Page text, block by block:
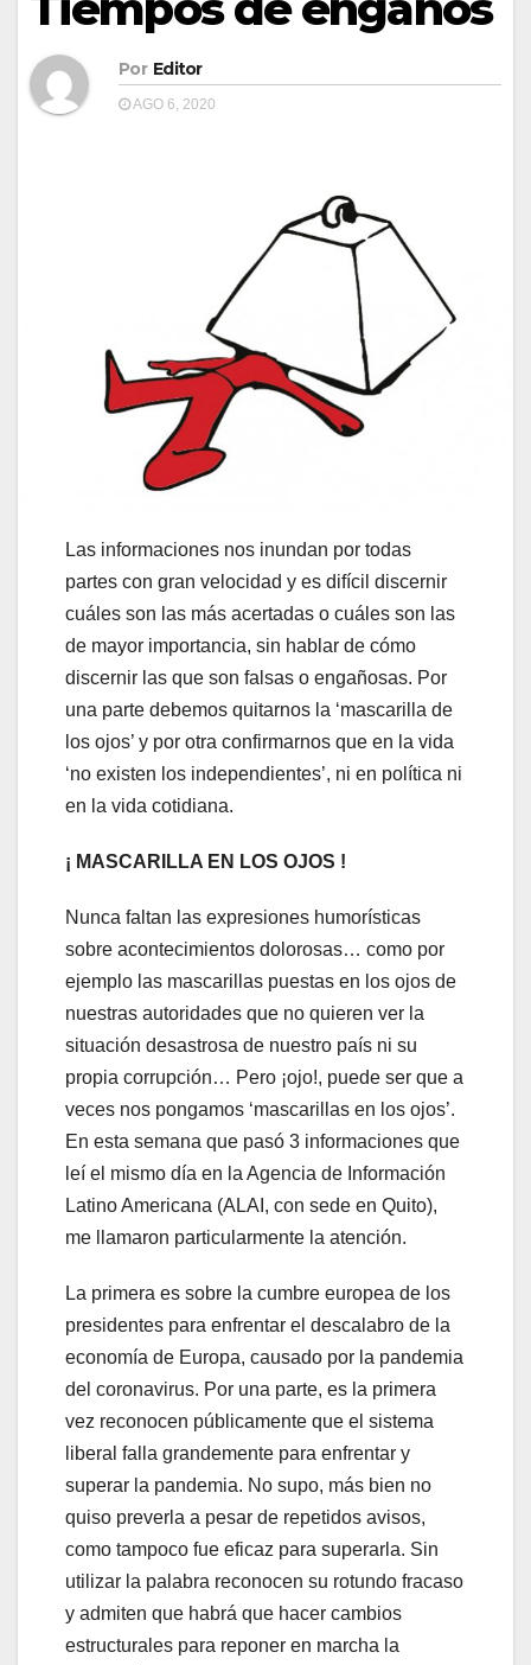
Por Editor
AGO 6, 2020
Las informaciones nos inundan por todas
partes con gran velocidad y es difícil discernir
cuáles son las más acertadas o cuáles son las
de mayor importancia, sin hablar de cómo
discernir las que son falsas o engañosas. Por
una parte debemos quitarnos la ‘mascarilla de
los ojos’ y por otra confirmarnos que en la vida
‘no existen los independientes’, ni en política ni
en la vida cotidiana.
¡ MASCARILLA EN LOS OJOS !
Nunca faltan las expresiones humorísticas
sobre acontecimientos dolorosas… como por
ejemplo las mascarillas puestas en los ojos de
nuestras autoridades que no quieren ver la
situación desastrosa de nuestro país ni su
propia corrupción… Pero ¡ojo!, puede ser que a
veces nos pongamos ‘mascarillas en los ojos’.
En esta semana que pasó 3 informaciones que
leí el mismo día en la Agencia de Información
Latino Americana (ALAI, con sede en Quito),
me llamaron particularmente la atención.
La primera es sobre la cumbre europea de los
presidentes para enfrentar el descalabro de la
economía de Europa, causado por la pandemia
del coronavirus. Por una parte, es la primera
vez reconocen públicamente que el sistema
liberal falla grandemente para enfrentar y
superar la pandemia. No supo, más bien no
quiso preverla a pesar de repetidos avisos,
como tampoco fue eficaz para superarla. Sin
utilizar la palabra reconocen su rotundo fracaso
y admiten que habrá que hacer cambios
estructurales para reponer en marcha la